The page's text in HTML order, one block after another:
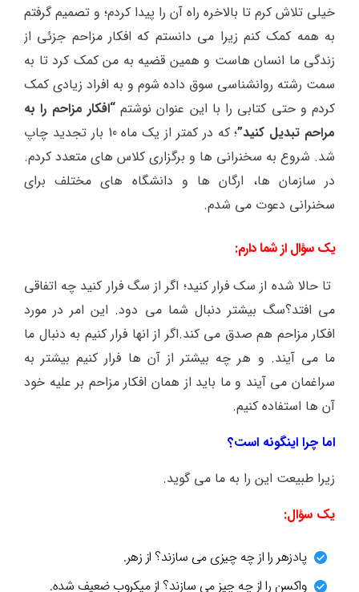
خیلی تلاش کرم تا بالاخره راه آن را پیدا کردم؛ و تصمیم گرفتم
به همه کمک کنم زیرا می دانستم که افکار مزاحم جزئی از
زندگی ما انسان هاست و همین قضیه به من کمک کرد تا به
سمت رشته روانشناسی سوق داده شوم و به افراد زیادی کمک
کردم و حتی کتابی را با این عنوان نوشتم“افکار مزاحم را به
مراحم تبدیل کنید”
؛ که در کمتر از یک ماه 10 بار تجدید چاپ
شد. شروع به سخنرانی ها و برگزاری کلاس های متعدد کردم.
در سازمان ها، ارگان ها و دانشگاه های مختلف برای
سخنرانی دعوت می شدم.
یک سؤال از شما دارم:
تا حالا شده از سک فرار کنید؛ اگر از سگ فرار کنید چه اتفاقی
می افتد؟سگ بیشتر دنبال شما می دود. این امر در مورد
افکار مزاحم هم صدق می کند.اگر از انها فرار کنیم به دنبال ما
ما می آیند. و هر چه بیشتر از آن ها فرار کنیم بیشتر به
سراغمان می آیند و ما باید از همان افکار مزاحم بر علیه خود
آن ها استفاده کنیم.
اما چرا اینگونه است؟
زیرا طبیعت این را به ما می گوید.
یک سؤال:
پادزهر را از چه چیزی می سازند؟ از زهر.
واکسن را از چه چیز می سازند؟ از میکروب ضعیف شده.